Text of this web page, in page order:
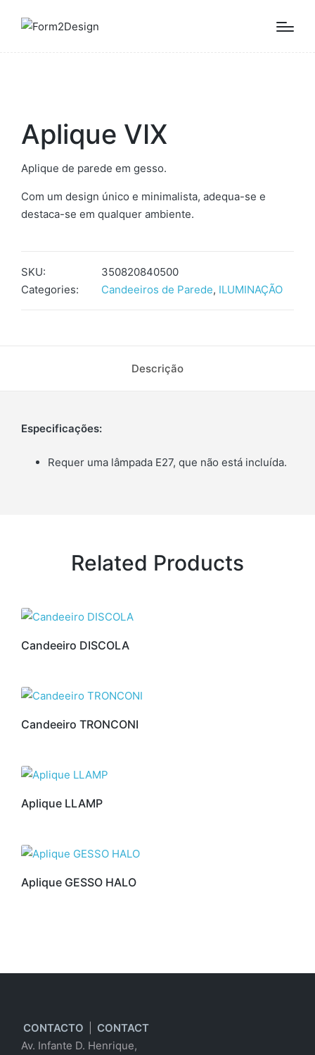
Aplique VIX
Aplique de parede em gesso.
Com um design único e minimalista, adequa-se e
destaca-se em qualquer ambiente.
SKU:
350820840500
Categories:
Candeeiros de Parede, ILUMINAÇÃO
Descrição
Especificações:
Requer uma lâmpada E27, que não está incluída.
Related Products
Candeeiro DISCOLA
Candeeiro TRONCONI
Aplique LLAMP
Aplique GESSO HALO
CONTACTO
CONTACT
Av. Infante D. Henrique,